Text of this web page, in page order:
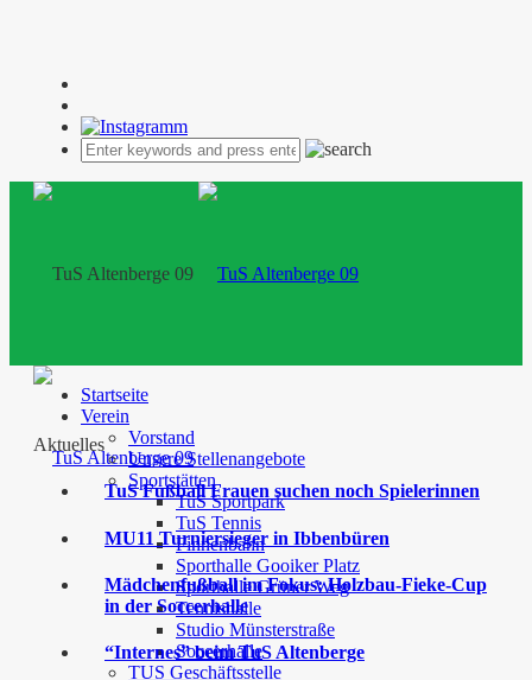
Startseite
Verein
Vorstand
Unsere Stellenangebote
Sportstätten
TuS Sportpark
TuS Tennis
Finnenbahn
Sporthalle Gooiker Platz
Sporthalle Grüner Weg
Tennishalle
Studio Münsterstraße
Soccerhalle
TUS Geschäftsstelle
Aktuelles
TuS Fußball Frauen suchen noch Spielerinnen
MU11 Turniersieger in Ibbenbüren
Mädchenfußball im Fokus: Holzbau-Fieke-Cup
in der Soccerhalle
“Internes” beim TuS Altenberge